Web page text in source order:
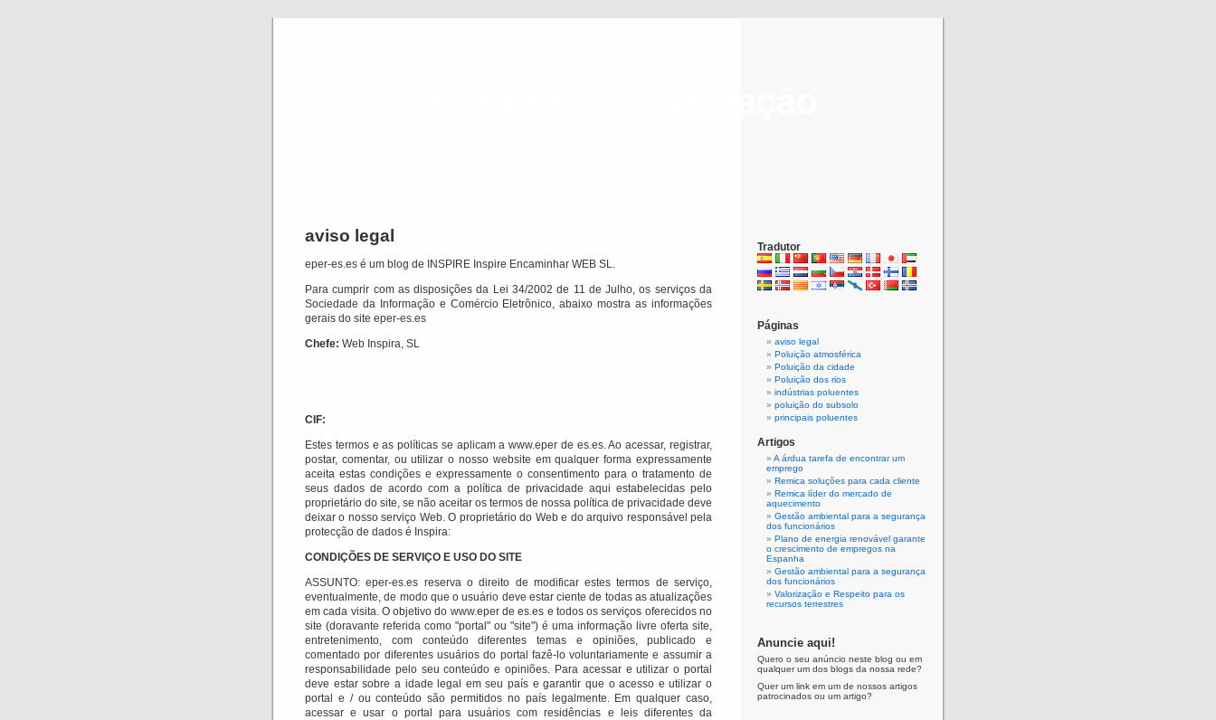
aviso legal
eper-es.es é um blog de INSPIRE Inspire Encaminhar WEB SL.
Para cumprir com as disposições da Lei 34/2002 de 11 de Julho, os serviços da
Sociedade da Informação e Comércio Eletrônico, abaixo mostra as informações
gerais do site eper-es.es
Chefe: Web Inspira, SL
CIF:
Estes termos e as políticas se aplicam a www.eper de es.es.Ao acessar, registrar,
postar, comentar, ou utilizar o nosso website em qualquer forma expressamente
aceita estas condições e expressamente o consentimento para o tratamento de
seus dados de acordo com a política de privacidade aqui estabelecidas pelo
proprietário do site, se não aceitar os termos de nossa política de privacidade deve
deixar o nosso serviço Web. O proprietário do Web e do arquivo responsável pela
protecção de dados é Inspira:
CONDIÇÕES DE SERVIÇO E USO DO SITE
ASSUNTO: eper-es.es reserva o direito de modificar estes termos de serviço,
eventualmente, de modo que o usuário deve estar ciente de todas as atualizações
em cada visita. O objetivo do www.eper de es.es e todos os serviços oferecidos no
site (doravante referida como "portal" ou "site") é uma informação livre oferta site,
entretenimento, com conteúdo diferentes temas e opiniões, publicado e
comentado por diferentes usuários do portal fazê-lo voluntariamente e assumir a
responsabilidade pelo seu conteúdo e opiniões. Para acessar e utilizar o portal
deve estar sobre a idade legal em seu país e garantir que o acesso e utilizar o
portal e / ou conteúdo são permitidos no país legalmente. Em qualquer caso,
acessar e usar o portal para usuários com residências e leis diferentes da
Tradutor
Páginas
aviso legal
Poluição atmosférica
Poluição da cidade
Poluição dos rios
indústrias poluentes
poluição do subsolo
principais poluentes
Artigos
A árdua tarefa de encontrar um
emprego
Remica soluções para cada cliente
Remica líder do mercado de
aquecimento
Gestão ambiental para a segurança
dos funcionários
Plano de energia renovável garante
o crescimento de empregos na
Espanha
Gestão ambiental para a segurança
dos funcionários
Valorização e Respeito para os
recursos terrestres
Anuncie aqui!
Quero o seu anúncio neste blog ou em
qualquer um dos blogs da nossa rede?
Quer um link em um de nossos artigos
patrocinados ou um artigo?